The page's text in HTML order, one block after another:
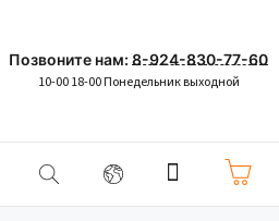
Позвоните нам: 8-924-830-77-60
10-00 18-00 Понедельник выходной